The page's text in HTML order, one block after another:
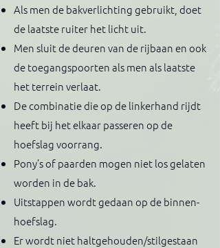
Als men de bakverlichting gebruikt, doet
de laatste ruiter het licht uit.
Men sluit de deuren van de rijbaan en ook
de toegangspoorten als men als laatste
het terrein verlaat.
De combinatie die op de linkerhand rijdt
heeft bij het elkaar passeren op de
hoefslag voorrang.
Pony’s of paarden mogen niet los gelaten
worden in de bak.
Uitstappen wordt gedaan op de binnen-
hoefslag.
Er wordt niet haltgehouden/stilgestaan